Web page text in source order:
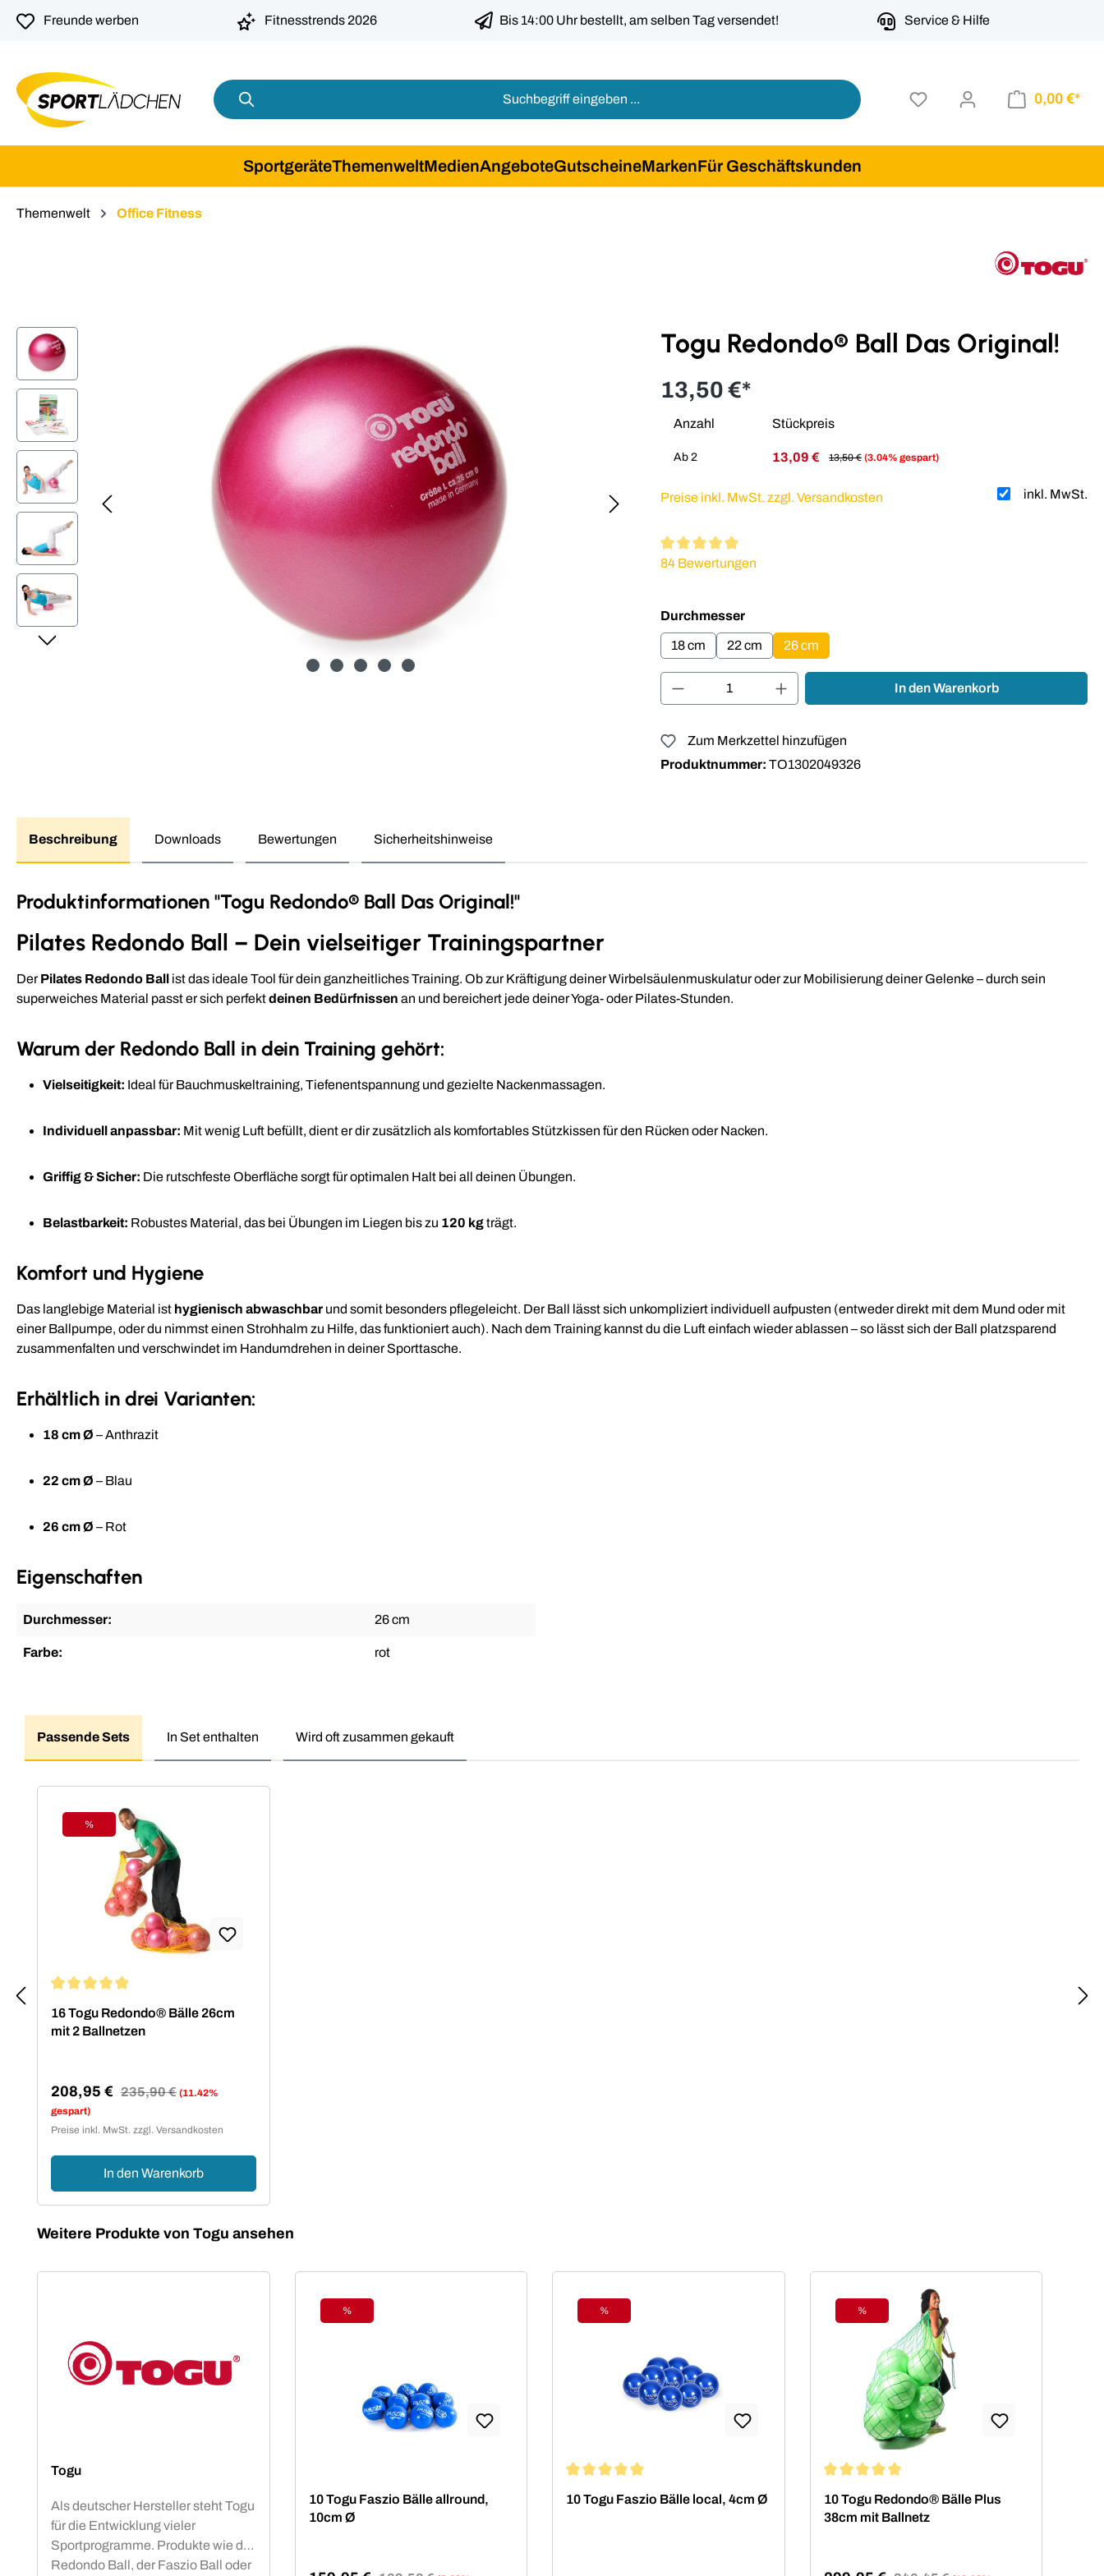
Zur Hauptnavigation springen
Freunde werben Fitnesstrends 2026 Bis 14:00 Uhr bestellt, am selben Tag versendet! Service & Hilfe
0,00 €*
SportgeräteThemenweltMedienAngeboteGutscheineMarkenFür Geschäftskunden
Themenwelt Office Fitness
Bildergalerie überspringen Togu Redondo® Ball Das Original!
13,50 €*
Anzahl Stückpreis
Ab 2 13,09 € 13,50 € (3.04% gespart)
inkl. MwSt.
Preise inkl. MwSt. zzgl. Versandkosten
Durchschnittliche Bewertung von 4.88 von 5 Sternen
84 Bewertungen
Durchmesserauswählen
18 cm 22 cm 26 cm
Produkt Anzahl: Gib den gewünschten Wert ein
In den Warenkorb
Zum Merkzettel hinzufügen
Produktnummer: TO1302049326
Beschreibung Downloads Bewertungen Sicherheitshinweise
Produktinformationen "Togu Redondo® Ball Das Original!"
Pilates Redondo Ball – Dein vielseitiger Trainingspartner
DerPilates Redondo Ball ist das ideale Tool für dein ganzheitliches Training. Ob zur Kräftigung deiner Wirbelsäulenmuskulatur oder zur Mobilisierung deiner Gelenke – durch sein
superweiches Material passt er sich perfektdeinen Bedürfnissen an und bereichert jede deiner Yoga- oder Pilates-Stunden.
Warum der Redondo Ball in dein Training gehört:
Vielseitigkeit: Ideal für Bauchmuskeltraining, Tiefenentspannung und gezielte Nackenmassagen.
Individuell anpassbar: Mit wenig Luft befüllt, dient er dir zusätzlich als komfortables Stützkissen für den Rücken oder Nacken.
Griffig & Sicher: Die rutschfeste Oberfläche sorgt für optimalen Halt bei all deinen Übungen.
Belastbarkeit: Robustes Material, das bei Übungen im Liegen bis zu 120 kgträgt.
Komfort und Hygiene
Das langlebige Material ist hygienisch abwaschbar und somit besonders pflegeleicht. Der Ball lässt sich unkompliziert individuell aufpusten (entweder direkt mit dem Mund oder mit
einer Ballpumpe, oder du nimmst einen Strohhalm zu Hilfe, das funktioniert auch). Nach dem Training kannst du die Luft einfach wieder ablassen – so lässt sich der Ball platzsparend
zusammenfalten und verschwindet im Handumdrehen in deiner Sporttasche.
Erhältlich in drei Varianten:
18 cm Ø – Anthrazit
22 cm Ø – Blau
26 cm Ø – Rot
Eigenschaften
Durchmesser: 26 cm
Farbe: rot
Passende Sets In Set enthalten Wird oft zusammen gekauft
Rabatt
%
16 Togu Redondo® Bälle 26cm
mit 2 Ballnetzen
Verkaufspreis:
208,95 € Regulärer Preis:
235,90 € (11.42%
gespart)
Preise inkl. MwSt. zzgl. Versandkosten
In den Warenkorb
Produktgalerie überspringen
Weitere Produkte von Togu ansehen
Togu
Als deutscher Hersteller steht Togu
für die Entwicklung vieler
Sportprogramme. Produkte wie der
Redondo Ball, der Faszio Ball oder
Rabatt
%
10 Togu Faszio Bälle allround,
10cm Ø
Rabatt
%
10 Togu Faszio Bälle local, 4cm Ø
Rabatt
%
10 Togu Redondo® Bälle Plus
38cm mit Ballnetz